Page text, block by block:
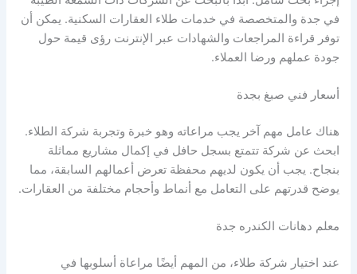
في جدة والمتخصصة في خدمات طلاء العقارات السكنية. يمكن أن
توفر قراءة المراجعات والشهادات عبر الإنترنت رؤى قيمة حول
جودة عملهم ورضا العملاء.
أسعار فني صبغ بجدة
هناك عامل مهم آخر يجب مراعاته وهو خبرة وتجربة شركة الطلاء.
ابحث عن شركة تتمتع بسجل حافل في إكمال مشاريع مماثلة
بنجاح. يجب أن يكون لديهم محفظة تعرض أعمالهم السابقة، مما
يوضح قدرتهم على التعامل مع أنماط وأحجام مختلفة من العقارات.
معلم دهانات الكندره جدة
عند اختيار شركة طلاء، من المهم أيضًا مراعاة أسلوبها في